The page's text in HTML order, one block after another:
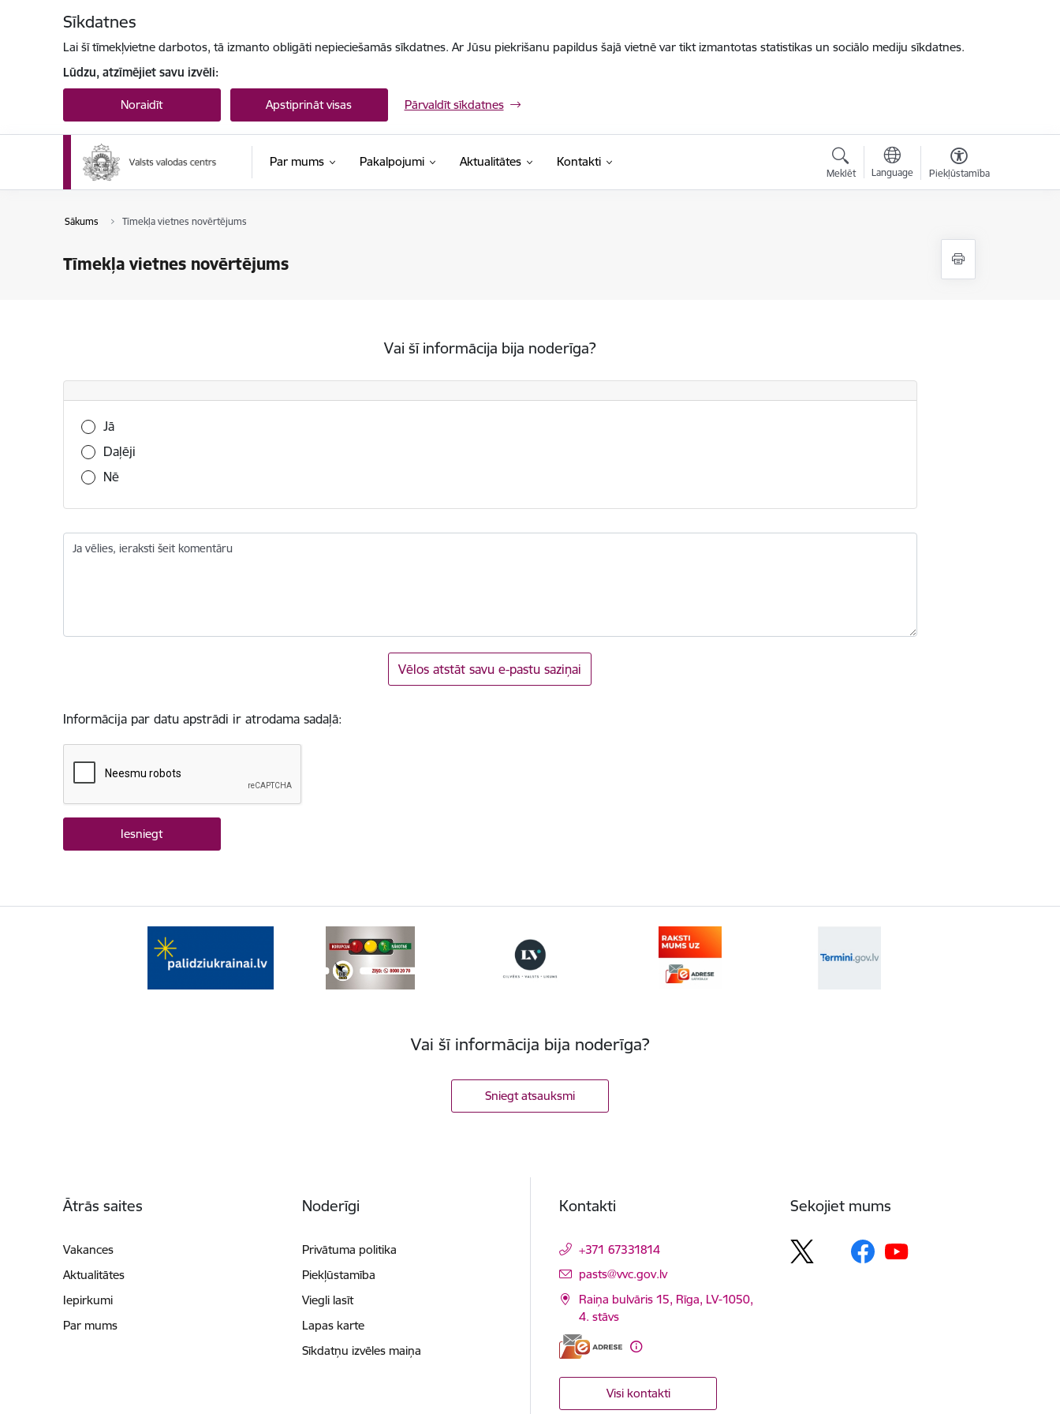
Sīkdatnes
Lai šī tīmekļvietne darbotos, tā izmanto obligāti nepieciešamās sīkdatnes. Ar Jūsu piekrišanu papildus šajā vietnē var tikt izmantotas statistikas un sociālo mediju sīkdatnes.
Lūdzu, atzīmējiet savu izvēli:
Noraidīt Apstiprināt visas Pārvaldīt sīkdatnes
Par mums Pakalpojumi Aktualitātes Kontakti
Meklēt Language Piekļūstamība
Sākums Tīmekļa vietnes novērtējums
Tīmekļa vietnes novērtējums
Vai šī informācija bija noderīga?
Vai šī informācija bija noderīga?
Jā
Daļēji
Nē
Ja vēlies, ieraksti šeit komentāru
Vēlos atstāt savu e-pastu saziņai
Informācija par datu apstrādi ir atrodama sadaļā:
Vai šī informācija bija noderīga?
Sniegt atsauksmi
Ātrās saites
Vakances
Aktualitātes
Iepirkumi
Par mums
Noderīgi
Privātuma politika
Piekļūstamība
Viegli lasīt
Lapas karte
Sīkdatņu izvēles maiņa
Kontakti
+371 67331814
E-pasts:
pasts@vvc.gov.lv
Raiņa bulvāris 15, Rīga, LV-1050,
4. stāvs
Visi kontakti
Sekojiet mums